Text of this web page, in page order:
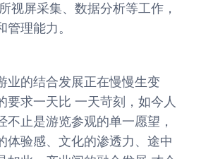
视屏采集、数据分析等工作，
理能力。
业的结合发展正在慢慢生变
要求一天比 一天苛刻，如今人
不止是游览参观的单一愿望，
体验感、文化的渗透力、途中